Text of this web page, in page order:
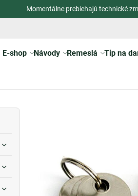
Momentálne prebiehajú technické
E-shop Návody Remeslá Tip na